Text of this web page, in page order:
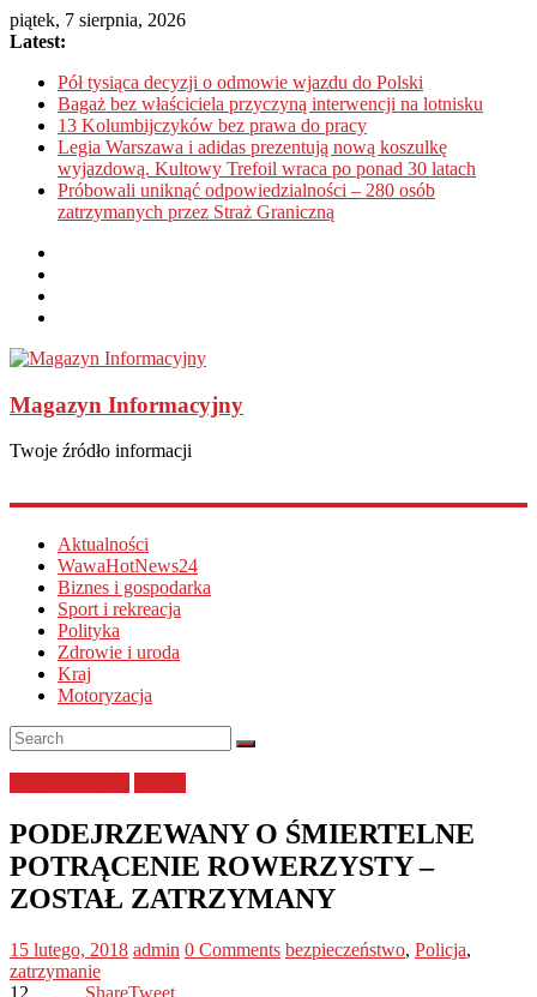
piątek, 7 sierpnia, 2026
Latest:
Pół tysiąca decyzji o odmowie wjazdu do Polski
Bagaż bez właściciela przyczyną interwencji na lotnisku
13 Kolumbijczyków bez prawa do pracy
Legia Warszawa i adidas prezentują nową koszulkę
wyjazdową. Kultowy Trefoil wraca po ponad 30 latach
Próbowali uniknąć odpowiedzialności – 280 osób
zatrzymanych przez Straż Graniczną
Magazyn Informacyjny
Twoje źródło informacji
Aktualności
WawaHotNews24
Biznes i gospodarka
Sport i rekreacja
Polityka
Zdrowie i uroda
Kraj
Motoryzacja
PODEJRZEWANY O ŚMIERTELNE
POTRĄCENIE ROWERZYSTY –
ZOSTAŁ ZATRZYMANY
15 lutego, 2018 admin 0 Comments bezpieczeństwo, Policja,
zatrzymanie
12
ShareTweet